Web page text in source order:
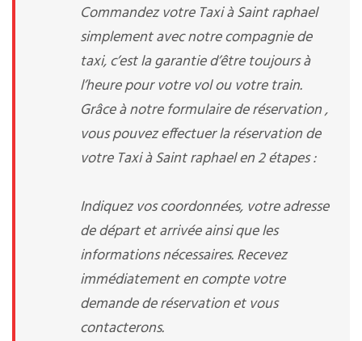
Commandez votre Taxi à Saint raphael
simplement avec notre compagnie de
taxi, c’est la garantie d’être toujours à
l’heure pour votre vol ou votre train.
Grâce à notre formulaire de réservation ,
vous pouvez effectuer la réservation de
votre Taxi à Saint raphael en 2 étapes :
Indiquez vos coordonnées, votre adresse
de départ et arrivée ainsi que les
informations nécessaires. Recevez
immédiatement en compte votre
demande de réservation et vous
contacterons.